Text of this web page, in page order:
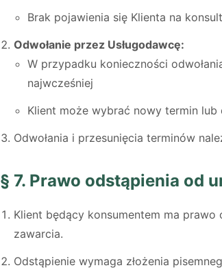
Brak pojawienia się Klienta na
Odwołanie przez Usługodawcę:
W przypadku konieczności
najwcześniej
Klient może wybrać nowy termin
Odwołania i przesunięcia terminów
§ 7. Prawo odstąpienia od
Klient będący konsumentem ma
zawarcia.
Odstąpienie wymaga złożenia